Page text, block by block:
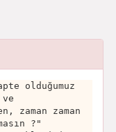
olduğumuz
zaman zaman
?"